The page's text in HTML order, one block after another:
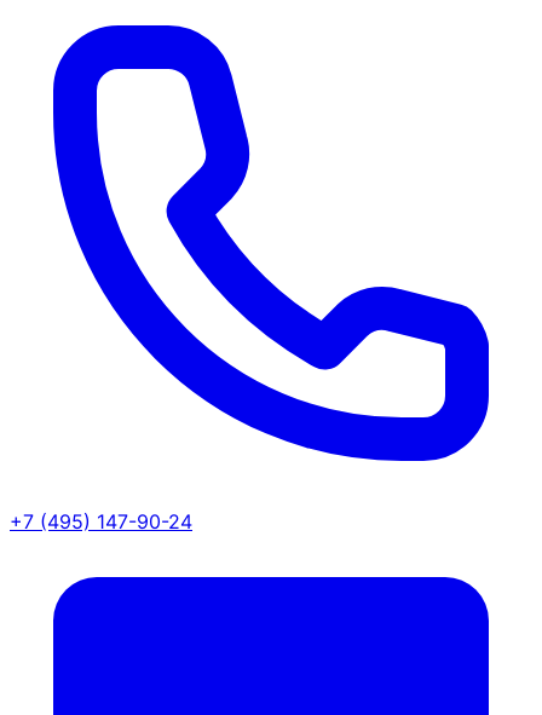
+7 (495) 147-90-24